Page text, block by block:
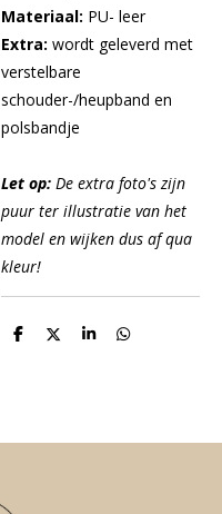
Materiaal: PU- leer
Extra: wordt geleverd met
verstelbare
schouder-/heupband en
polsbandje
Let op: De extra foto's zijn
puur ter illustratie van het
model en wijken dus af qua
kleur!
D
D
S
D